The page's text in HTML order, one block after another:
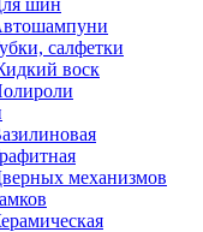
салфетки
воск
механизмов